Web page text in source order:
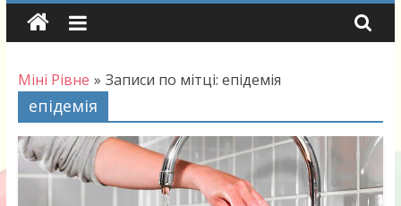
Skip
Міні Рівне » Записи по мітці: епідемія
епідемія